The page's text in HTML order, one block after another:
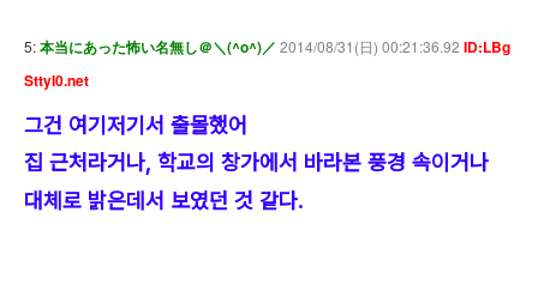
5:本当にあった怖い名無し＠＼(^o^)／ 2014/08/31(日) 00:21:36.92 ID:LBg
SttyI0.net
그건 여기저기서 출몰했어
집 근처라거나, 학교의 창가에서 바라본 풍경 속이거나
대체로 밝은데서 보였던 것 같다.